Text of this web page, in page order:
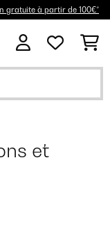
gratuite à partir de 100€*
et